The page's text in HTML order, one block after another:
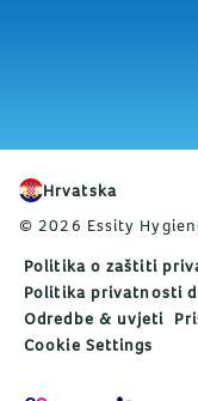
Hrvatska
© 2026 Essity
Politika o zaštiti
Politika privatnosti
Odredbe & uvjeti
Cookie Settings